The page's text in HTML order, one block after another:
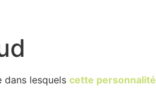
dans lesquels cette personnalité